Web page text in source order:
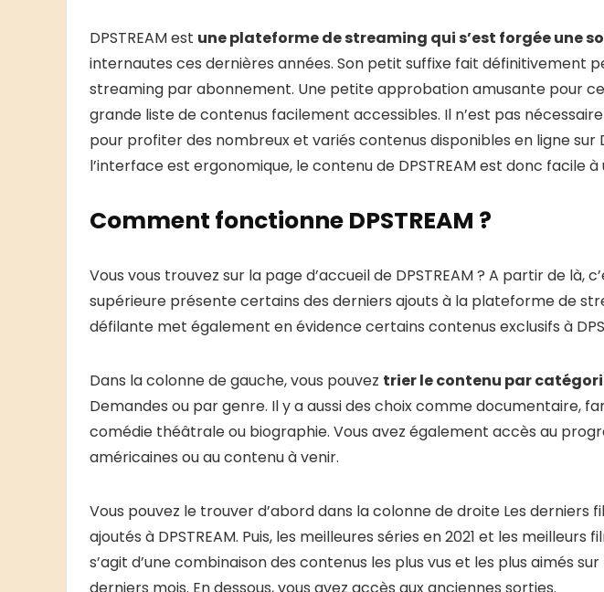
DPSTREAM est une plateforme de streaming qui s’est forgée une
internautes ces dernières années. Son petit suffixe fait définitivement
streaming par abonnement. Une petite approbation amusante pour
grande liste de contenus facilement accessibles. Il n’est pas
pour profiter des nombreux et variés contenus disponibles en ligne sur
l’interface est ergonomique, le contenu de DPSTREAM est donc facile
Comment fonctionne DPSTREAM ?
Vous vous trouvez sur la page d’accueil de DPSTREAM ? A partir de là,
supérieure présente certains des derniers ajouts à la plateforme de
défilante met également en évidence certains contenus exclusifs à
Dans la colonne de gauche, vous pouvez trier le contenu par
Demandes ou par genre. Il y a aussi des choix comme documentaire,
comédie théâtrale ou biographie. Vous avez également accès au
américaines ou au contenu à venir.
Vous pouvez le trouver d’abord dans la colonne de droite Les derniers
ajoutés à DPSTREAM. Puis, les meilleures séries en 2021 et les meilleurs
s’agit d’une combinaison des contenus les plus vus et les plus aimés sur
derniers mois. En dessous, vous avez accès aux anciennes sorties.